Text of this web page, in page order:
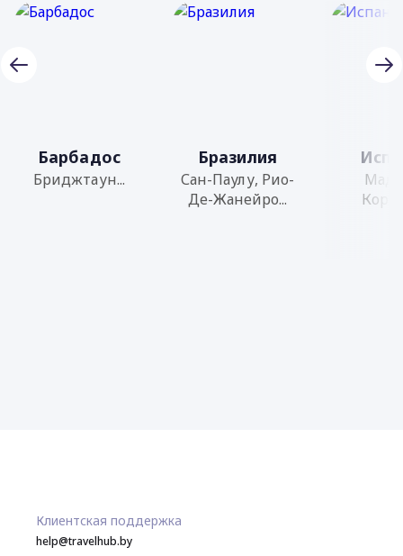
Барбадос
Бриджтаун...
Бразилия
Сан-Паулу, Рио-
Де-Жанейро...
Клиентская поддержка
help@travelhub.by